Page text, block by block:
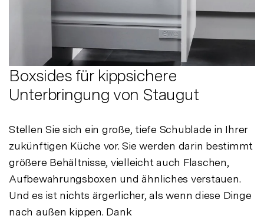
Boxsides für kippsichere
Unterbringung von Staugut
Stellen Sie sich ein große, tiefe Schublade in Ihrer
zukünftigen Küche vor. Sie werden darin bestimmt
größere Behältnisse, vielleicht auch Flaschen,
Aufbewahrungsboxen und ähnliches verstauen.
Und es ist nichts ärgerlicher, als wenn diese Dinge
nach außen kippen. Dank